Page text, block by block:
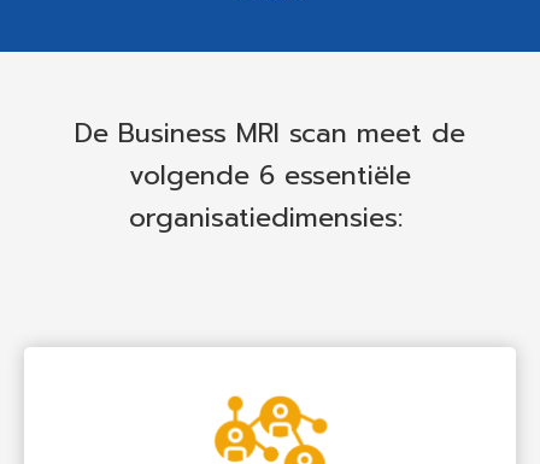
De Business MRI scan meet de
volgende 6 essentiële
organisatiedimensies: